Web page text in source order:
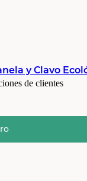
y Clavo
de clientes